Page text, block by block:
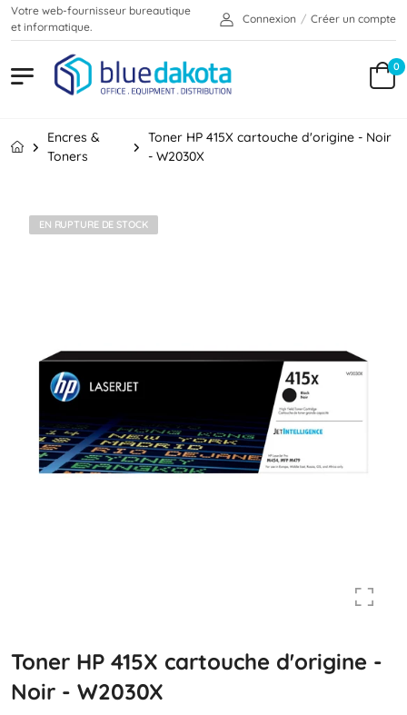
Votre web-fournisseur bureautique
et informatique.
Connexion / Créer un compte
0
Encres &
Toners
Toner HP 415X cartouche d'origine - Noir
- W2030X
EN RUPTURE DE STOCK
Toner HP 415X cartouche d'origine -
Noir - W2030X